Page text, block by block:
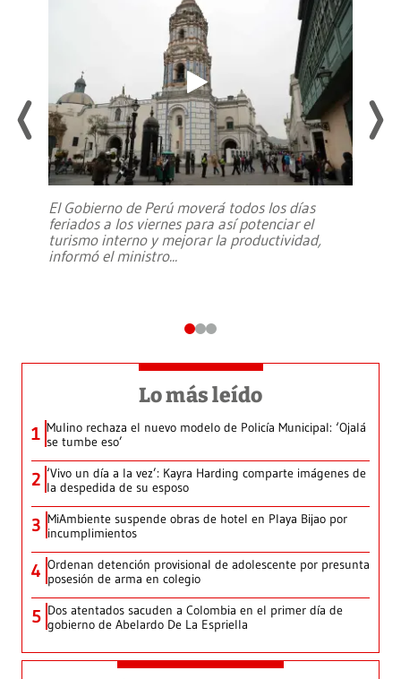
El Gobierno de Perú moverá todos los días
feriados a los viernes para así potenciar el
turismo interno y mejorar la productividad,
informó el ministro...
Lo más leído
1 Mulino rechaza el nuevo modelo de Policía Municipal: ‘Ojalá
se tumbe eso’
2 ‘Vivo un día a la vez’: Kayra Harding comparte imágenes de
la despedida de su esposo
3 MiAmbiente suspende obras de hotel en Playa Bijao por
incumplimientos
4 Ordenan detención provisional de adolescente por presunta
posesión de arma en colegio
5 Dos atentados sacuden a Colombia en el primer día de
gobierno de Abelardo De La Espriella